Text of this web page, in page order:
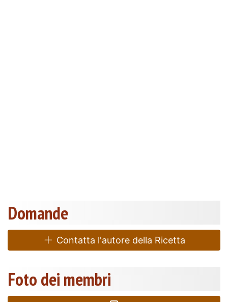
Domande
Contatta l'autore della Ricetta
Foto dei membri